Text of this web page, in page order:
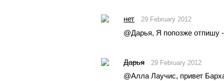
нет 29 February 2012
@Дарья, Я попозже
Дарья 29 February 2012
@Aлла Лаучис, привет